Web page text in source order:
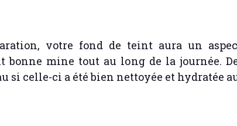
votre fond de teint aura un
bonne mine tout au long de la journée.
si celle-ci a été bien nettoyée et hydratée